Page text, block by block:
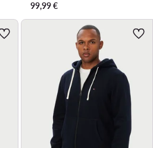
99,99€